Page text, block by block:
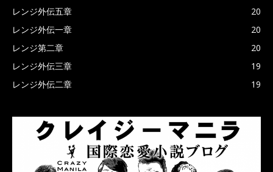
レンジ外伝五章
20
レンジ外伝一章
20
レンジ第二章
20
レンジ外伝三章
19
レンジ外伝二章
19